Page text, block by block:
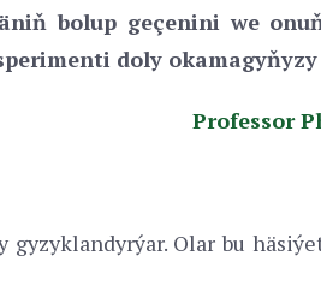
bolup geçenini we
doly
Professor
Olar bu